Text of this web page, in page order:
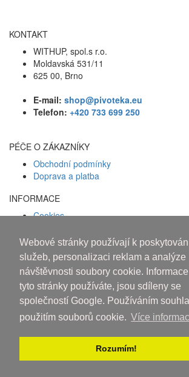
Webové stránky používají k
služeb, personalizaci reklam a analýze
návštěvnosti soubory cookie.
tyto stránky používáte, jsou sdíleny se
společností Google. Používáním
použitím souborů cookie. Více
Rozumím!
KONTAKT
WITHUP, spol.s r.o.
Moldavská 531/11
625 00, Brno
E-mail: shop@pivoteka.eu
Telefon: +420 733 699 250
PÉČE O ZÁKAZNÍKY
Obchodní podmínky
Doprava a platba
INFORMACE
Cookies
Facebook
Osobám mladším 18 let
neprodáváme!